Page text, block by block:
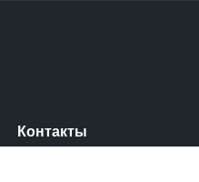
Контакты